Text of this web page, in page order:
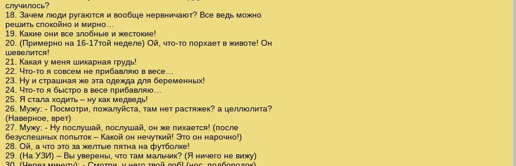
случилось?
18. Зачем люди ругаются и вообще нервничают? Все ведь можно
решить спокойно и мирно…
19. Какие они все злобные и жестокие!
20. (Примерно на 16-17той неделе) Ой, что-то порхает в животе! Он
шевелится!
21. Какая у меня шикарная грудь!
22. Что-то я совсем не прибавляю в весе…
23. Ну и страшная же эта одежда для беременных!
24. Что-то я быстро в весе прибавляю…
25. Я стала ходить – ну как медведь!
26. Мужу: - Посмотри, пожалуйста, там нет растяжек? а целлюлита?
(Наверное, врет)
27. Мужу: - Ну послушай, послушай, он же пихается! (после
безуспешных попыток – Какой он нечуткий! Это он нарочно!)
28. Ой, а что это за желтые пятна на футболке!
29. (На УЗИ) – Вы уверены, что там мальчик? (Я ничего не вижу)